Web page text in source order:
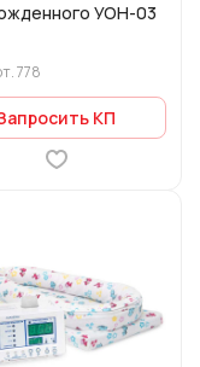
УОН-03
778
КП